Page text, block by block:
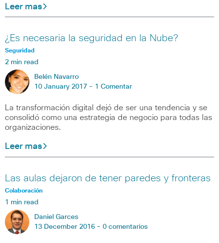
Leer mas
¿Es necesaria la seguridad en la Nube?
Seguridad
2 min read
Belén Navarro
10 January 2017 - 1 Comentar
La transformación digital dejó de ser una tendencia y se
consolidó como una estrategia de negocio para todas las
organizaciones.
Leer mas
Las aulas dejaron de tener paredes y fronteras
Colaboración
1 min read
Daniel Garces
13 December 2016 - 0 comentarios